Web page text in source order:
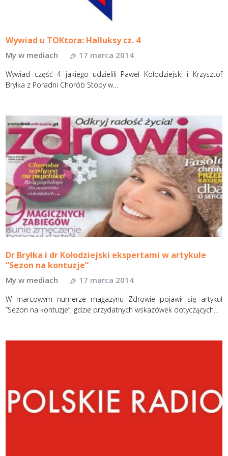
Wywiad u TOKtora: Halluksy cz. 4
My w mediach 17 marca 2014
Wywiad część 4 jakiego udzielili Paweł Kołodziejski i Krzysztof
Bryłka z Poradni Chorób Stopy w…
Dr Bryłka i dr Kołodziejski ekspertami w artykule
“Sezon na kontuzje”
My w mediach 17 marca 2014
W marcowym numerze magazynu Zdrowie pojawił się artykuł
“Sezon na kontuzje”, gdzie przydatnych wskazówek dotyczących…